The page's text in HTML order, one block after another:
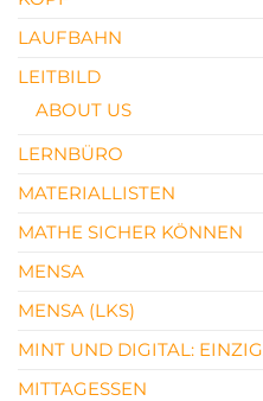
LAUFBAHN
LEITBILD
ABOUT US
LERNBÜRO
MATERIALLISTEN
MATHE SICHER KÖNNEN
MENSA
MENSA (LKS)
MINT UND DIGITAL:
MITTAGESSEN